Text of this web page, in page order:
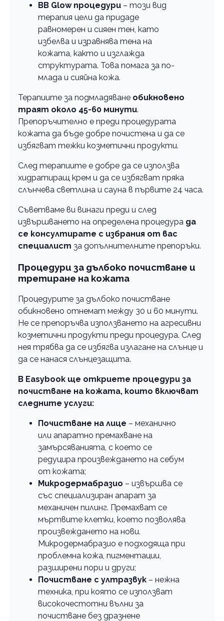
BB Glow процедури – този вид
терапия цели да придаде
равномерен и сияен тен, като
избелва и изравнява тена на
кожата, както и изглажда
структурата. Това помага за по-
млада и сияйна кожа.
Терапиите за подмладяване обикновено
траят около 45-60 минути.
Препоръчително е преди процедурата
кожата да бъде добре почистена и да се
избягват тежки козметични продукти.
След терапиите е добре да се използва
хидратиращ крем и да се избягват пряка
слънчева светлина и сауна в първите 24 часа.
Съветваме ви винаги преди и след
извършването на определена процедура да
се консултирате с избрания от вас
специалист за допълнителните препоръки.
Процедури за дълбоко почистване и
третиране на кожата
Процедурите за дълбоко почистване
обикновено отнемат между 30 и 60 минути.
Не се препоръчва използването на агресивни
козметични продукти преди процедура. След
нея трябва да се избягва излагане на слънце и
да се нанася слънцезащита.
В Easybook ще откриете процедури за
почистване на кожата, които включват
следните услуги:
Почистване на лице – механично
или апаратно премахване на
замърсяванията, с което се
редуцира произвеждането на себум
от кожата;
Микродермабразио – извършва се
със специализиран апарат за
механичен пилинг. Премахват се
мъртвите клетки, което позволява
произвеждането на нови.
Микродермабразио е подходяща при
проблемна кожа, пигментации,
разширени пори и други;
Почистване с ултразвук – нежна
техника, при която се използват
високочестотни вълни за
почистване без дразнене